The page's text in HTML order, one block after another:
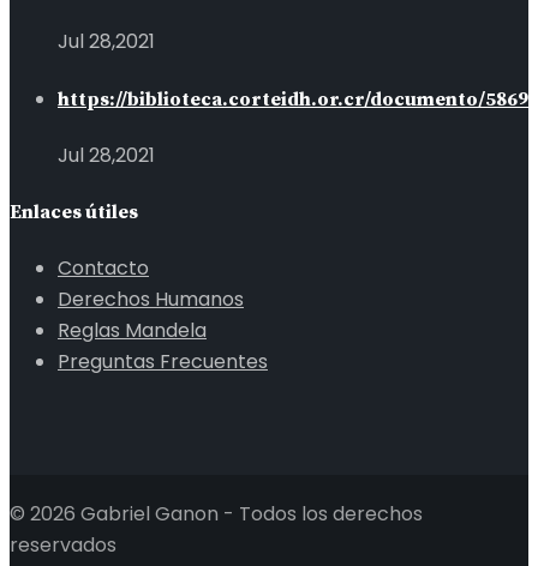
Jul 28,2021
https://biblioteca.corteidh.or.cr/documento/58696
Jul 28,2021
Enlaces útiles
Contacto
Derechos Humanos
Reglas Mandela
Preguntas Frecuentes
© 2026 Gabriel Ganon - Todos los derechos
reservados